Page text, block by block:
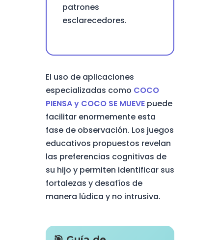
patrones
esclarecedores.
El uso de aplicaciones
especializadas como COCO
PIENSA y COCO SE MUEVEpuede
facilitar enormemente esta
fase de observación. Los juegos
educativos propuestos revelan
las preferencias cognitivas de
su hijo y permiten identificar sus
fortalezas y desafíos de
manera lúdica y no intrusiva.